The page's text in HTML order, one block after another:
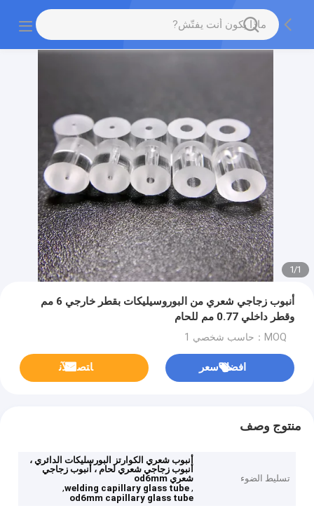
1
/
1
أنبوب زجاجي شعري من البوروسيليكات بقطر خارجي 6 مم
وقطر داخلي 0.77 مم للحام
MOQ：حاسب شخصي 1
افضل سعر ﺎﺘﺼﻟ ﺍﻶﻧ
منتوج وصف
تسليط الضوء
أنبوب شعري الكوارتز البورسليكات الدائري ،
أنبوب زجاجي شعري لحام ، أنبوب زجاجي
شعري od6mm
,
welding capillary glass tube
,
od6mm capillary glass tube